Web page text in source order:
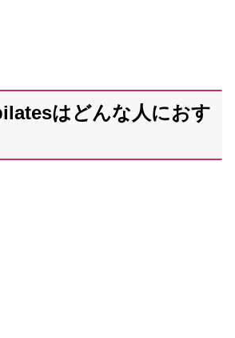
はどんな人におす